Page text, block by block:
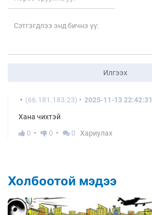
Илгээх
(66.181.183.23) 2025-11-13 22:42:31
Хана чихтэй
0
0 0 Хариулах
Холбоотой мэдээ